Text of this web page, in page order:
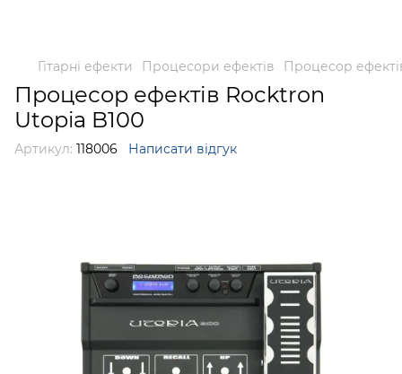
Гітарні ефекти Процесори ефектів Процесор
Процесор ефектів Rocktron
Utopia B100
Артикул: 118006 Написати відгук